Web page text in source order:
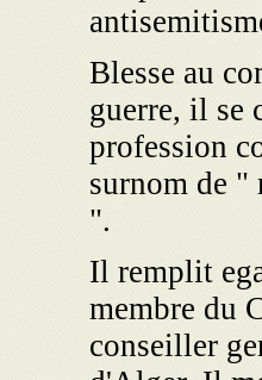
Blesse au
guerre, il se
profession
surnom de "
".
Il remplit
membre du
conseiller